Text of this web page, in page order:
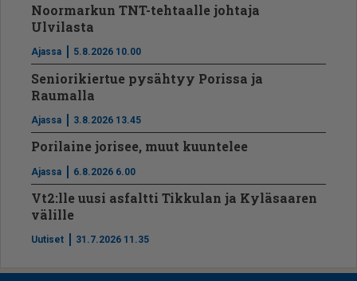
Noormarkun TNT-tehtaalle johtaja
Ulvilasta
Ajassa 5.8.2026 10.00
Seniorikiertue pysähtyy Porissa ja
Raumalla
Ajassa 3.8.2026 13.45
Porilaine jorisee, muut kuuntelee
Ajassa 6.8.2026 6.00
Vt2:lle uusi asfaltti Tikkulan ja Kyläsaaren
välille
Uutiset 31.7.2026 11.35